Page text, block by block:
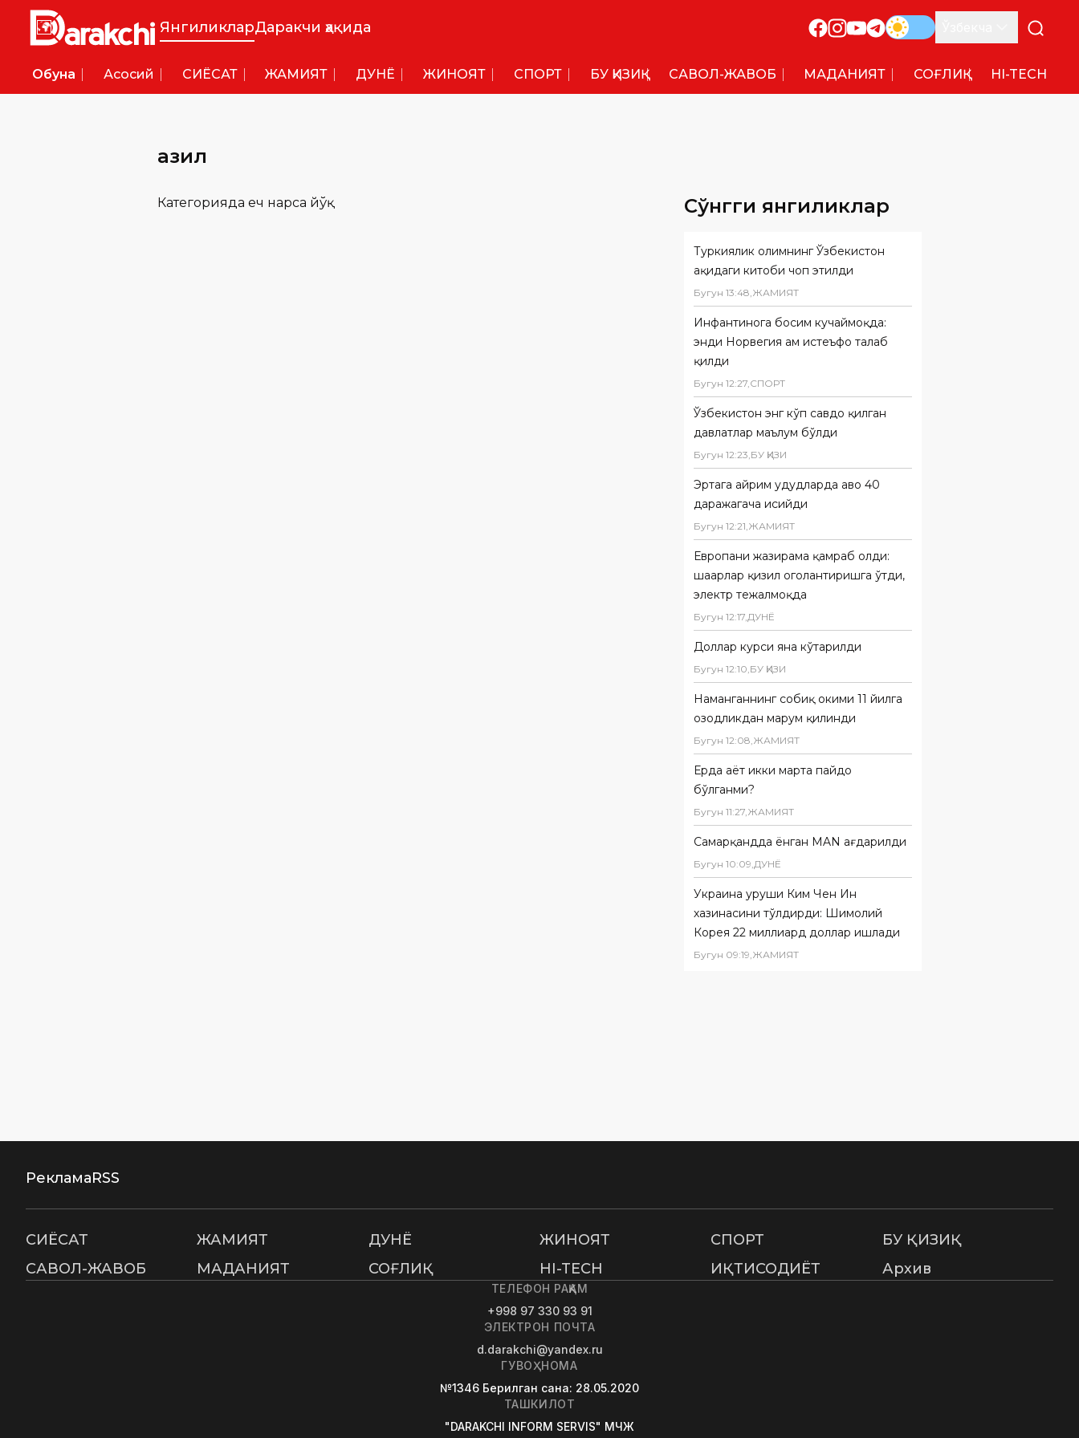
ЯнгиликларДаракчи ҳақида
Обуна Асосий СИËСАТ ЖАМИЯТ ДУНË ЖИНОЯТ СПОРТ БУ ҚИЗИҚ САВОЛ-ЖАВОБ МАДАНИЯТ СОҒЛИҚ HI-TECH
Ҳазил
Категорияда ҳеч нарса йўқ Сўнгги янгиликлар
Туркиялик олимнинг Ўзбекистон
ҳақидаги китоби чоп этилди
Бугун 13:48,ЖАМИЯТ
Инфантинога босим кучаймоқда:
энди Норвегия ҳам истеъфо талаб
қилди
Бугун 12:27,СПОРТ
Ўзбекистон энг кўп савдо қилган
давлатлар маълум бўлди
Бугун 12:23,БУ ҚИЗИҚ
Эртага айрим ҳудудларда ҳаво 40
даражагача исийди
Бугун 12:21,ЖАМИЯТ
Европани жазирама қамраб олди:
шаҳарлар қизил огоҳлантиришга ўтди,
электр тежалмоқда
Бугун 12:17,ДУНË
Доллар курси яна кўтарилди
Бугун 12:10,БУ ҚИЗИҚ
Наманганнинг собиқ ҳокими 11 йилга
озодликдан маҳрум қилинди
Бугун 12:08,ЖАМИЯТ
Ерда ҳаёт икки марта пайдо
бўлганми?
Бугун 11:27,ЖАМИЯТ
Самарқандда ёнган MAN ағдарилди
Бугун 10:09,ДУНË
Украина уруши Ким Чен Ин
хазинасини тўлдирди: Шимолий
Корея 22 миллиард доллар ишлади
Бугун 09:19,ЖАМИЯТ
РекламаRSS
СИËСАТ ЖАМИЯТ ДУНË ЖИНОЯТ СПОРТ
БУ ҚИЗИҚ
САВОЛ-ЖАВОБ
МАДАНИЯТ СОҒЛИҚ HI-TECH ИҚТИСОДИЁТ Архив
ТЕЛЕФОН РАҚАМ
+998 97 330 93 91
ЭЛЕКТРОН ПОЧТА
d.darakchi@yandex.ru
ГУВОҲНОМА
№1346 Берилган сана: 28.05.2020
ТАШКИЛОТ
"DARAKCHI INFORM SERVIS" МЧЖ